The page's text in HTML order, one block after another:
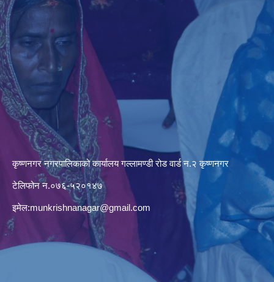
कृष्णनगर नगरपालिकाको कार्यालय गल्लामण्डी रोड वार्ड न.२ कृष्णनगर
टेलिफोन न.०७६-५२०१४७
इमेल:munkrishnanagar@gmail.com